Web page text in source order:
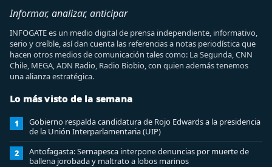
Informar, analizar, anticipar
INFOGATE es un medio digital de prensa independiente, informativo,
serio y creíble, así dan cuenta las referencias a notas periodística que
hacen otros medios de comunicación tales como: La Segunda, CNN
Chile, MEGA, ADN Radio, Radio Biobio, con quien además tenemos
una alianza estratégica.
Lo más visto de la semana
1
Gobierno respalda candidatura de Rojo Edwards a la presidencia
de la Unión Interparlamentaria (UIP)
2
Antofagasta: Sernapesca interpone denuncias por muerte de
ballena jorobada y maltrato a lobos marinos